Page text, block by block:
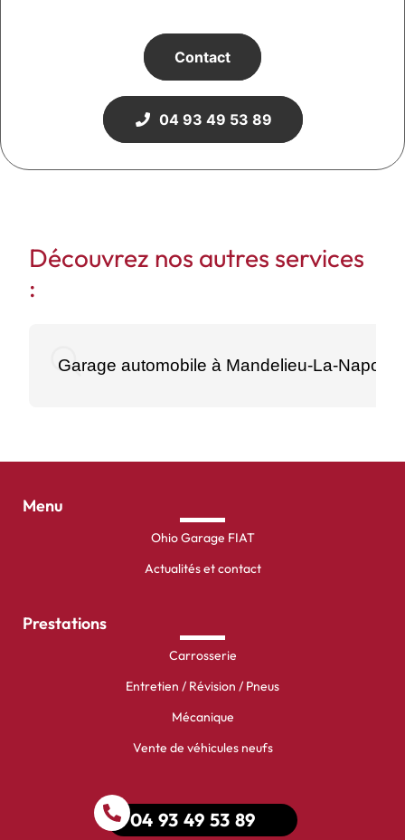
Contact
04 93 49 53 89
Découvrez nos autres services
:
Garage automobile à Mandelieu-La-Napoule
Menu
Ohio Garage FIAT
Actualités et contact
Prestations
Carrosserie
Entretien / Révision / Pneus
Mécanique
Vente de véhicules neufs
04 93 49 53 89